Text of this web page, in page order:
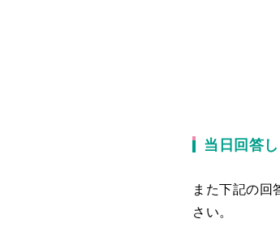
当日回答
また下記の回
さい。